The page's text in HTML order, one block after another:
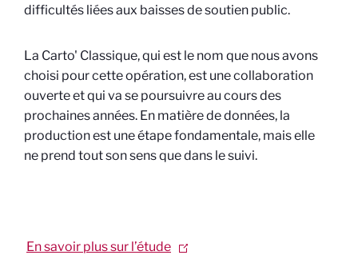
difficultés liées aux baisses de soutien public.
La Carto' Classique, qui est le nom que nous avons
choisi pour cette opération, est une collaboration
ouverte et qui va se poursuivre au cours des
prochaines années. En matière de données, la
production est une étape fondamentale, mais elle
ne prend tout son sens que dans le suivi.
En savoir plus sur l’étude